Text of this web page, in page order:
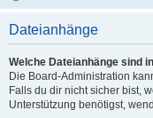
Dateianhänge
Welche Dateianhänge sind
Die Board-Administration
Falls du dir nicht sicher bist,
Unterstützung benötigst,